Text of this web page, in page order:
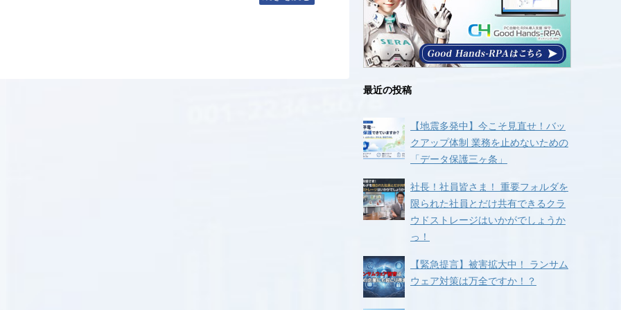
最近の投稿
【地震多発中】今こそ見直せ！バッ
クアップ体制 業務を止めないための
「データ保護三ヶ条」
社長！社員皆さま！ 重要フォルダを
限られた社員とだけ共有できるクラ
ウドストレージはいかがでしょうか
っ！
【緊急提言】被害拡大中！ ランサム
ウェア対策は万全ですか！？